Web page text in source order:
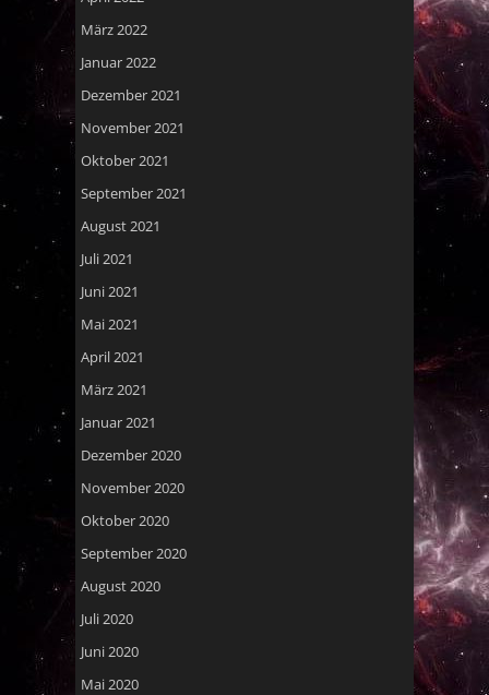
März 2022
Januar 2022
Dezember 2021
November 2021
Oktober 2021
September 2021
August 2021
Juli 2021
Juni 2021
Mai 2021
April 2021
März 2021
Januar 2021
Dezember 2020
November 2020
Oktober 2020
September 2020
August 2020
Juli 2020
Juni 2020
Mai 2020